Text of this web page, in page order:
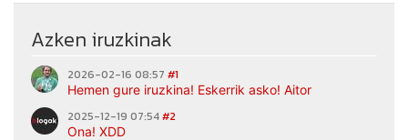
Azken iruzkinak
2026-02-16 08:57 #1
Hemen gure iruzkina! Eskerrik asko! Aitor
2025-12-19 07:54#2
Ona! XDD